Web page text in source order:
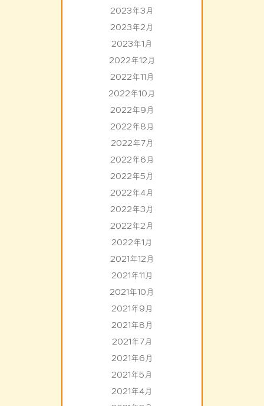
2023年3月
2023年2月
2023年1月
2022年12月
2022年11月
2022年10月
2022年9月
2022年8月
2022年7月
2022年6月
2022年5月
2022年4月
2022年3月
2022年2月
2022年1月
2021年12月
2021年11月
2021年10月
2021年9月
2021年8月
2021年7月
2021年6月
2021年5月
2021年4月